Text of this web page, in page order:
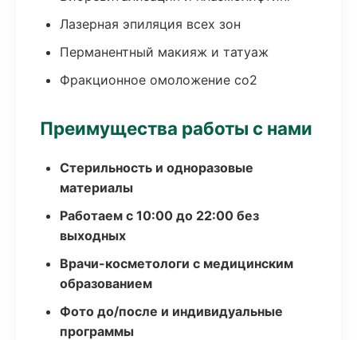
Лазерная эпиляция всех зон
Перманентный макияж и татуаж
Фракционное омоложение co2
Преимущества работы с нами
Стерильность и одноразовые
материалы
Работаем с 10:00 до 22:00 без
выходных
Врачи-косметологи с медицинским
образованием
Фото до/после и индивидуальные
программы